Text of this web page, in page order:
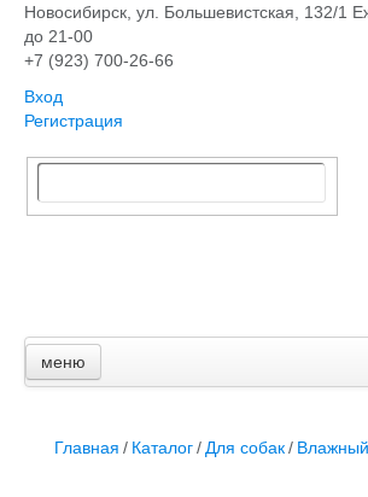
Новосибирск, ​ул. Большевистская, 132/1
до 21-00
+7 (923) 700-26-66
Вход
Регистрация
меню
Главная
Для собак
Главная / Каталог/Для собак/